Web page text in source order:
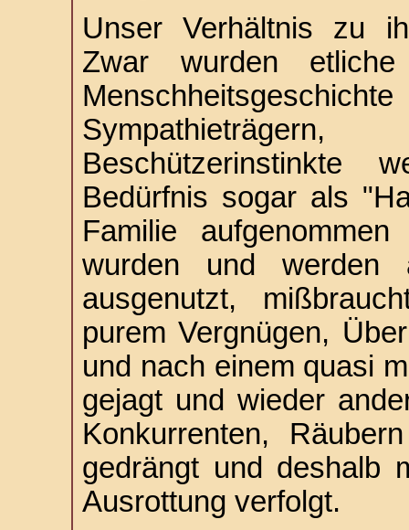
Unser Verhältnis zu
Zwar wurden
Beschützerinstinkte
Bedürfnis sogar als
Familie
wurden und werden
ausgenutzt,
purem Vergnügen,
und nach einem quasi
gejagt und wieder
Konkurrenten,
gedrängt und deshalb
Ausrottung verfolgt.